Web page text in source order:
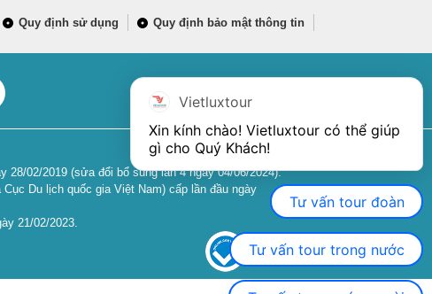
Quy định sử dụng Quy định bảo mật thông tin
02/2019 (sửa đổi bổ sung lần 4 ngày 04/06/2024).
Du lịch quốc gia Việt Nam) cấp lần đầu ngày
21/02/2023.
Vietluxtour
Xin kính chào! Vietluxtour có thể giúp
gì cho Quý Khách!
Tư vấn tour đoàn
Tư vấn tour trong nước